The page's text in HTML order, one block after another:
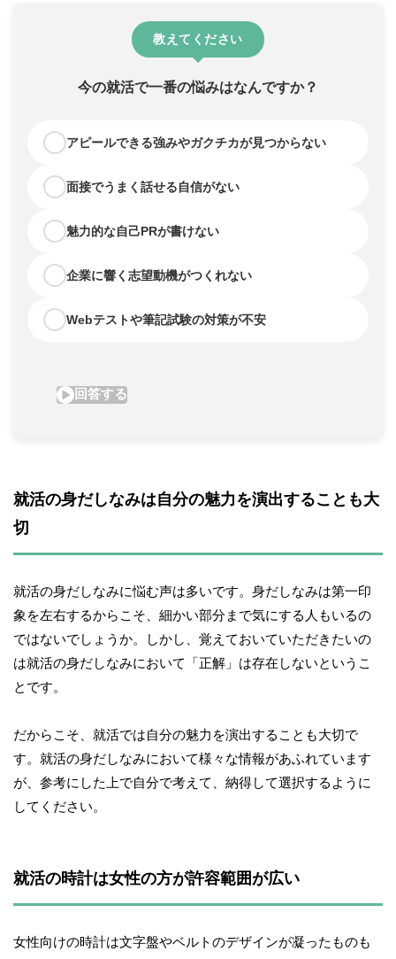
就活の身だしなみは自分の魅力を演出することも大
切
就活の身だしなみに悩む声は多いです。身だしなみは第一印
象を左右するからこそ、細かい部分まで気にする人もいるの
ではないでしょうか。しかし、覚えておいていただきたいの
は就活の身だしなみにおいて「正解」は存在しないというこ
とです。
だからこそ、就活では自分の魅力を演出することも大切で
す。就活の身だしなみにおいて様々な情報があふれています
が、参考にした上で自分で考えて、納得して選択するように
してください。
就活の時計は女性の方が許容範囲が広い
女性向けの時計は文字盤やベルトのデザインが凝ったものも